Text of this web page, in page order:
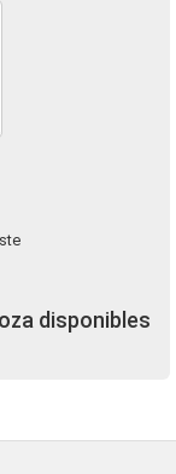
disponibles